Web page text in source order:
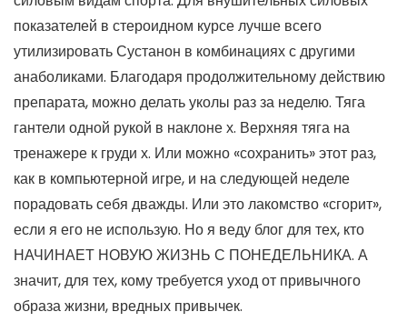
показателей в стероидном курсе лучше всего
утилизировать Сустанон в комбинациях с другими
анаболиками. Благодаря продолжительному действию
препарата, можно делать уколы раз за неделю. Тяга
гантели одной рукой в наклоне х. Верхняя тяга на
тренажере к груди х. Или можно «сохранить» этот раз,
как в компьютерной игре, и на следующей неделе
порадовать себя дважды. Или это лакомство «сгорит»,
если я его не использую. Но я веду блог для тех, кто
НАЧИНАЕТ НОВУЮ ЖИЗНЬ С ПОНЕДЕЛЬНИКА. А
значит, для тех, кому требуется уход от привычного
образа жизни, вредных привычек.